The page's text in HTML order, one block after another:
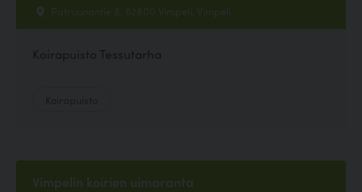
Patruunantie 8, 62800 Vimpeli, Vimpeli
Koirapuisto Tessutarha
Vimpelin koirien uimaranta